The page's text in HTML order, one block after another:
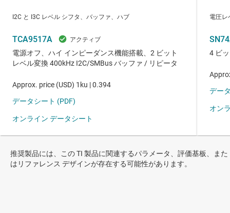
推奨製品には、この TI 製品に関連するパラメータ、評価基板、また
はリファレンス デザインが存在する可能性があります。